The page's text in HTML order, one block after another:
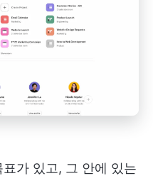
가 있고, 그 안에 있는